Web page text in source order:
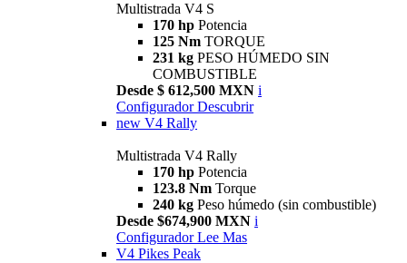
Multistrada V4 S
170 hp Potencia
125 Nm TORQUE
231 kg PESO HÚMEDO SIN
COMBUSTIBLE
Desde $ 612,500 MXN i
Configurador Descubrir
new V4 Rally
Multistrada V4 Rally
170 hp Potencia
123.8 Nm Torque
240 kg Peso húmedo (sin combustible)
Desde $674,900 MXN i
Configurador Lee Mas
V4 Pikes Peak